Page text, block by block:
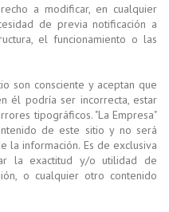
a modificar, en cualquier
de previa notificación a
el funcionamiento o las
son consciente y aceptan que
él podría ser incorrecta, estar
tipográficos. "La Empresa"
de este sitio y no será
la información. Es de exclusiva
la exactitud y/o utilidad de
o cualquier otro contenido